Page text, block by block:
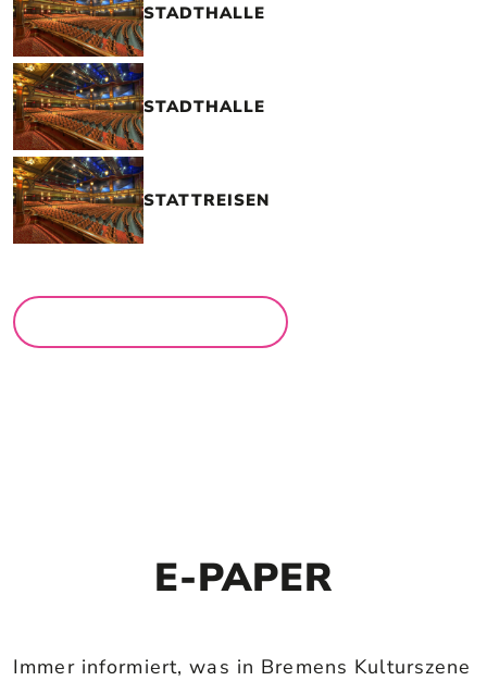
STADTHALLE
STADTHALLE
STATTREISEN
E-PAPER
Immer informiert, was in Bremens Kulturszene